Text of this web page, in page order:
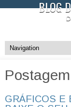
BLOG
GRÁFICOS E